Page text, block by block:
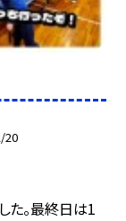
20
た。最終日は1